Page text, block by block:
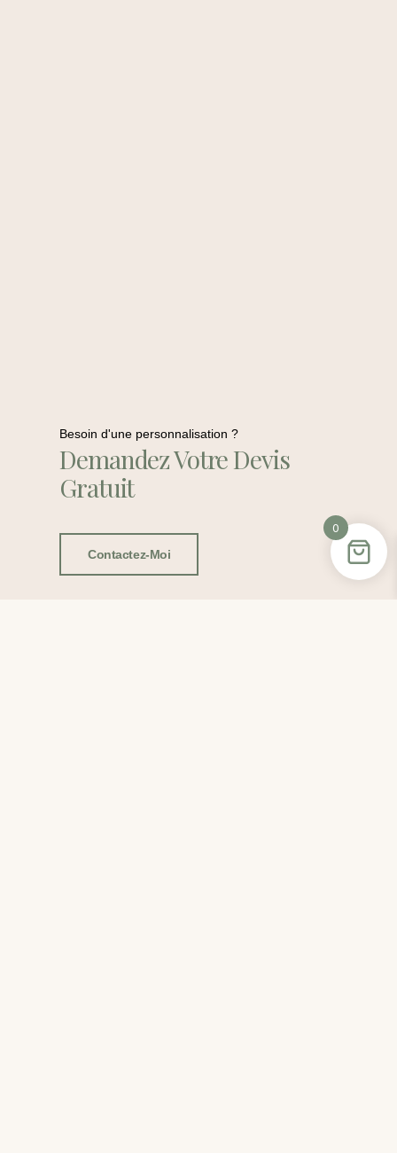
Besoin d'une personnalisation ?
Demandez Votre Devis
Gratuit
Contactez-Moi
0